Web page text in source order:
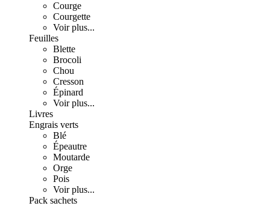
Courge
Courgette
Voir plus...
Feuilles
Blette
Brocoli
Chou
Cresson
Épinard
Voir plus...
Livres
Engrais verts
Blé
Épeautre
Moutarde
Orge
Pois
Voir plus...
Pack sachets